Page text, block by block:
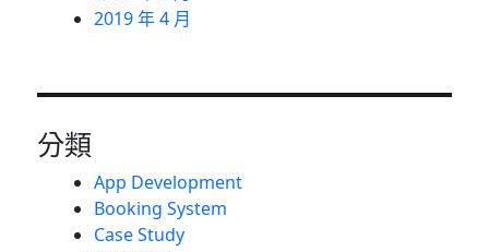
2019 年 4 月
分類
App Development
Booking System
Case Study